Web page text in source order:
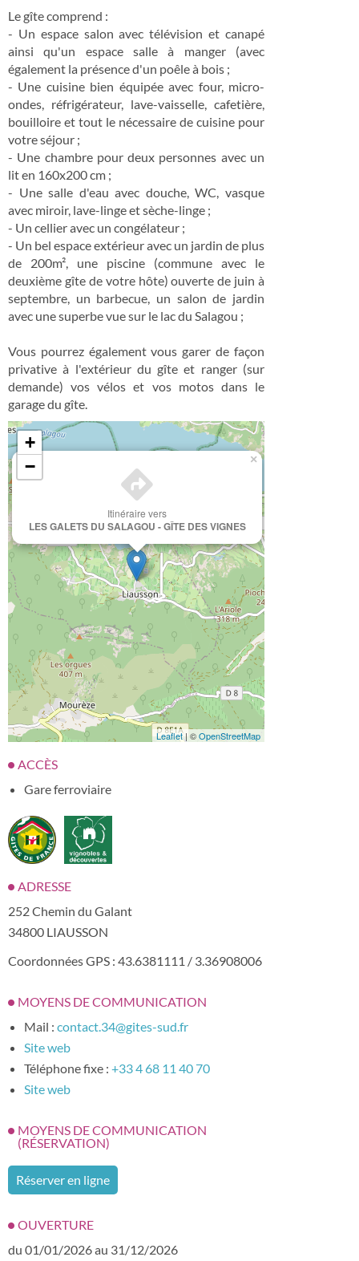
Le gîte comprend :
- Un espace salon avec télévision et canapé
ainsi qu'un espace salle à manger (avec
également la présence d'un poêle à bois ;
- Une cuisine bien équipée avec four, micro-
ondes, réfrigérateur, lave-vaisselle, cafetière,
bouilloire et tout le nécessaire de cuisine pour
votre séjour ;
- Une chambre pour deux personnes avec un
lit en 160x200 cm ;
- Une salle d'eau avec douche, WC, vasque
avec miroir, lave-linge et sèche-linge ;
- Un cellier avec un congélateur ;
- Un bel espace extérieur avec un jardin de plus
de 200m², une piscine (commune avec le
deuxième gîte de votre hôte) ouverte de juin à
septembre, un barbecue, un salon de jardin
avec une superbe vue sur le lac du Salagou ;
Vous pourrez également vous garer de façon
privative à l'extérieur du gîte et ranger (sur
demande) vos vélos et vos motos dans le
garage du gîte.
Itinéraire vers
LES GALETS DU SALAGOU - GÎTE DES VIGNES
×
+
−
Leaflet| ©OpenStreetMap
ACCÈS
Gare ferroviaire
ADRESSE
252 Chemin du Galant
34800 LIAUSSON
Coordonnées GPS : 43.6381111 / 3.36908006
MOYENS DE COMMUNICATION
Mail : contact.34@gites-sud.fr
Site web
Téléphone fixe : +33 4 68 11 40 70
Site web
MOYENS DE COMMUNICATION
(RÉSERVATION)
Réserver en ligne
OUVERTURE
du 01/01/2026 au 31/12/2026